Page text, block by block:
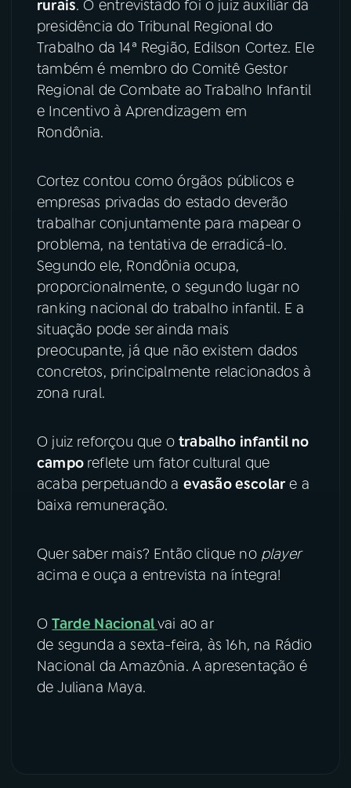
PODCASTS
06VIDEOCASTS
FESTIVAL DE MÚSICA
ACOMPANHE A RÁDIO NACIONAL
YouTube
Instagram
TikTok
rurais. O entrevistado foi o juiz auxiliar da
presidência do Tribunal Regional do
Trabalho da 14ª Região, Edilson Cortez. Ele
também é membro do Comitê Gestor
Regional de Combate ao Trabalho Infantil
e Incentivo à Aprendizagem em
Rondônia.
Cortez contou como órgãos públicos e
empresas privadas do estado deverão
trabalhar conjuntamente para mapear o
problema, na tentativa de erradicá-lo.
Segundo ele, Rondônia ocupa,
proporcionalmente, o segundo lugar no
ranking nacional do trabalho infantil. E a
situação pode ser ainda mais
preocupante, já que não existem dados
concretos, principalmente relacionados à
zona rural.
O juiz reforçou que o trabalho infantil no
campo reflete um fator cultural que
acaba perpetuando a evasão escolare a
baixa remuneração.
Quer saber mais? Então clique no player
acima e ouça a entrevista na íntegra!
OTarde Nacionalvai ao ar
de segunda a sexta-feira, às 16h, na Rádio
Nacional da Amazônia. A apresentação é
de Juliana Maya.